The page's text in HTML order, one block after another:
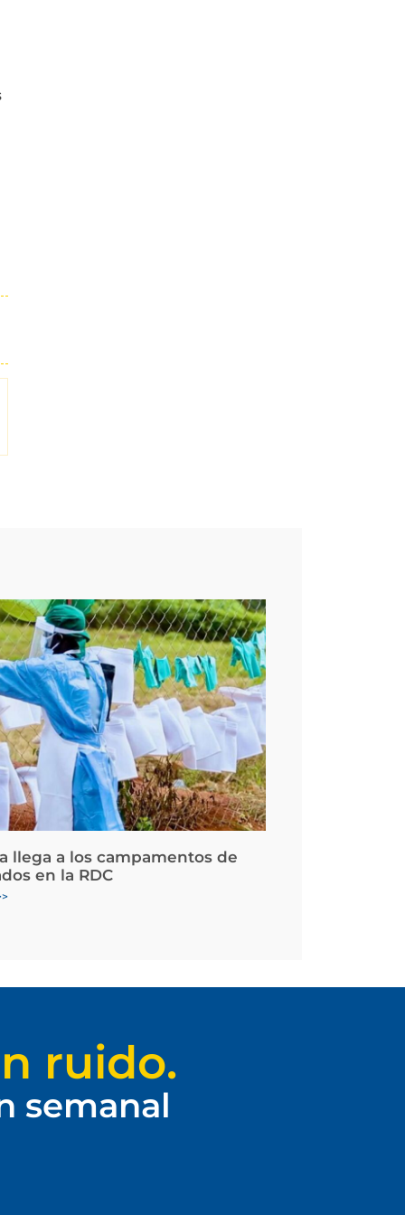
llega a los campamentos de
en la RDC
ruido.
semanal